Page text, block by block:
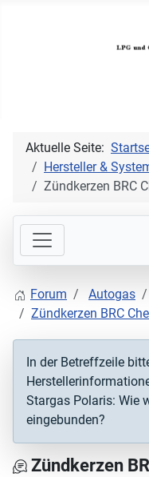
Aktuelle Seite:
Hersteller &
Zündkerzen BRC
Forum Autogas
Zündkerzen BRC
In der Betreffzeile
Stargas Polaris: Wie
eingebunden?
Zündkerzen